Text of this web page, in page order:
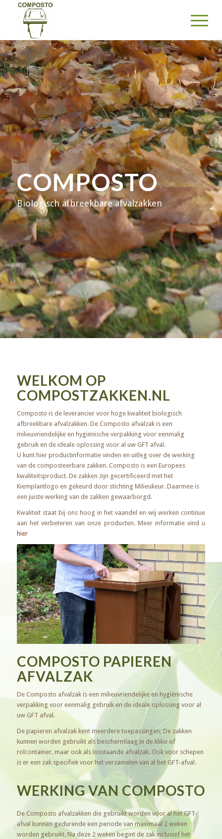
COMPOSTO
Biologisch afbreekbare afvalzakken
WELKOM OP
COMPOSTZAKKEN.NL
Composto is de leverancier voor hoge kwaliteit biologisch
afbreekbare afvalzakken. De Composto afvalzak is een
milieuvriendelijke en hygiënische verpakking voor eenmalig
gebruik en de ideale oplossing voor al uw GFT afval.
U kunt hier productinformatie vinden en uitleg over de werking
van de composteerbare zakken. Composto is een Europees
kwaliteitsproduct. De zakken zijn gecertificeerd met het
Kiemplantlogo en gekeurd door stichting Milieukeur. Daarmee is
een juiste werking van de zakken gewaarborgd.
Kwaliteit staat bij ons hoog in het vaandel en wij werken continue
aan het verbeteren van onze producten. Meer informatie vind u
hier
COMPOSTO PAPIEREN
AFVALZAK
De Composto afvalzak is een milieuvriendelijke en hygiënische
verpakking voor eenmalig gebruik en de ideale oplossing voor al
uw GFT afval.
De papieren afvalzak kent meerdere toepassingen; De zakken
kunnen worden gebruikt als beschermlaag in de kliko of
rolcontainer, maar ook als losstaande afvalzak. Ook voor schepen
is er een zak specifiek voor het verzamelen van al het GFT-afval.
WERKING VAN COMPOSTO
De Composto afvalzakken die gebruikt worden voor al het GFT-
afval kunnen gedurende een periode van maximaal 2 weken
worden gebruikt. Na deze 2 weken begint de zak inclusief het